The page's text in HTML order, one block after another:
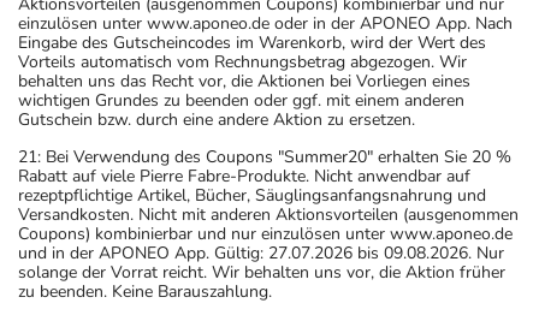
einzulösen unter www.aponeo.de oder in der APONEO App. Nach
Eingabe des Gutscheincodes im Warenkorb, wird der Wert des
Vorteils automatisch vom Rechnungsbetrag abgezogen. Wir
behalten uns das Recht vor, die Aktionen bei Vorliegen eines
wichtigen Grundes zu beenden oder ggf. mit einem anderen
Gutschein bzw. durch eine andere Aktion zu ersetzen.
21: Bei Verwendung des Coupons "Summer20" erhalten Sie 20 %
Rabatt auf viele Pierre Fabre-Produkte. Nicht anwendbar auf
rezeptpflichtige Artikel, Bücher, Säuglingsanfangsnahrung und
Versandkosten. Nicht mit anderen Aktionsvorteilen (ausgenommen
Coupons) kombinierbar und nur einzulösen unter www.aponeo.de
und in der APONEO App. Gültig: 27.07.2026 bis 09.08.2026. Nur
solange der Vorrat reicht. Wir behalten uns vor, die Aktion früher
zu beenden. Keine Barauszahlung.